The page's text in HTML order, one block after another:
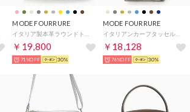
MODE FOURRURE
￥19,800
71%OFF 30%
MODE FOURRURE
イタリアンカーフタッセル付トートバッグ （シルバー）
￥18,128
76%OFF 30%